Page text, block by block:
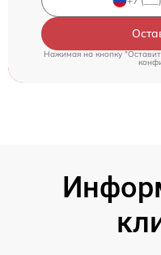
Нажимая на кнопку